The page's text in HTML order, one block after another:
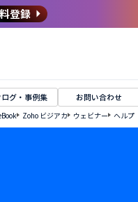
登録
ログ・事例集 お問い合わせ
Zoho ビジアカ ウェビナー ヘルプ